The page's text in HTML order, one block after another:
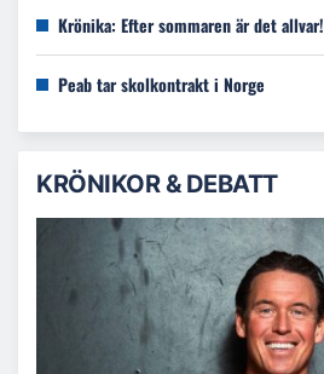
Krönika: Efter sommaren är det allvar!
Peab tar skolkontrakt i Norge
KRÖNIKOR & DEBATT